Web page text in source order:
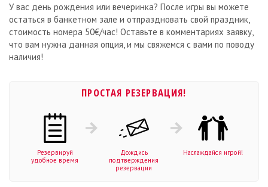
У вас день рождения или вечеринка? После игры вы можете
остаться в банкетном зале и отпраздновать свой праздник,
стоимость номера 50€/час! Оставьте в комментариях заявку,
что вам нужна данная опция, и мы свяжемся с вами по поводу
наличия!
ПРОСТАЯ РЕЗЕРВАЦИЯ!
Резервируй
удобное время
Дождись
подтверждения
резервации
Наслаждайся игрой!